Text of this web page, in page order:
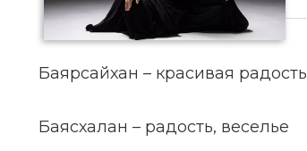
Баярсайхан – красивая радость
Баясхалан – радость, веселье